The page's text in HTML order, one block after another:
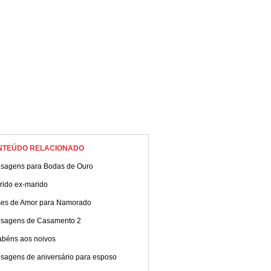
RELACIONADO
para Bodas de Ouro
ex-marido
de Amor para Namorado
de Casamento 2
aos noivos
de aniversário para esposo